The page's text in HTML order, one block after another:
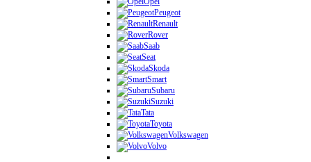
Peugeot
Renault
Rover
Saab
Seat
Skoda
Smart
Subaru
Suzuki
Tata
Toyota
Volkswagen
Volvo